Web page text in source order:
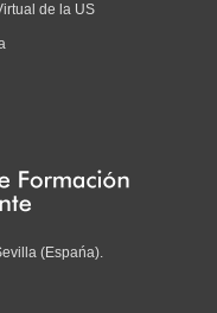
de la US
(Espańa).